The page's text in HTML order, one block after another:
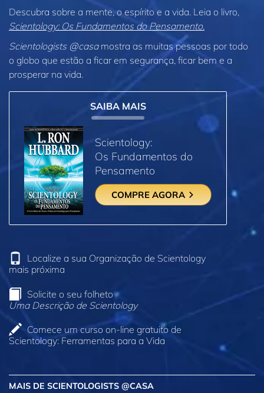
Descubra sobre a mente, o espírito e a vida. Leia o livro,
Scientology: Os Fundamentos do Pensamento.
Scientologists @casamostra as muitas pessoas por todo
o globo que estão a ficar em segurança, ficar bem e a
prosperar na vida.
SAIBA MAIS
Scientology:
Os Fundamentos do
Pensamento
COMPRE AGORA
Localize a sua Organização de Scientology
mais próxima
Solicite o seu folheto
Uma Descrição de Scientology
Comece um curso on‑line gratuito de
Scientology: Ferramentas para a Vida
MAIS DE SCIENTOLOGISTS @CASA